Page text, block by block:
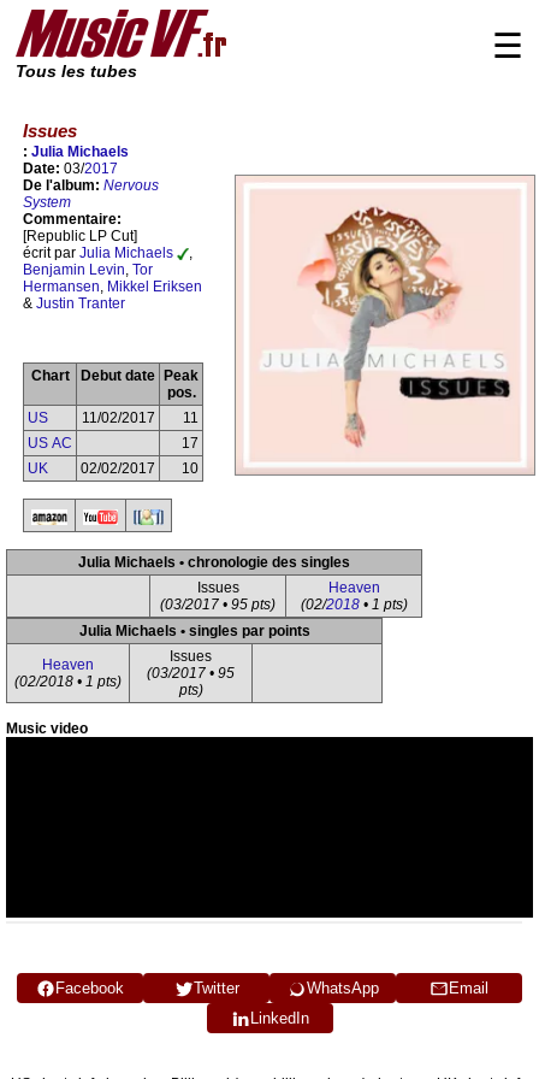
Tous les tubes
☰
Issues
: Julia Michaels
Date: 03/2017
De l'album: Nervous
System
Commentaire:
[Republic LP Cut]
écrit par Julia Michaels
,
Benjamin Levin, Tor
Hermansen, Mikkel Eriksen
& Justin Tranter
Chart Debut date
Peak
pos.
US
11/02/2017
11
US AC
17
UK
02/02/2017 10
Julia Michaels • chronologie des singles
Issues
(03/2017 • 95 pts)
Heaven
(02/2018• 1 pts)
Julia Michaels • singles par points
Heaven
(02/2018 • 1 pts)
Issues
(03/2017 • 95
pts)
Music video
Facebook Twitter WhatsApp
Email
LinkedIn